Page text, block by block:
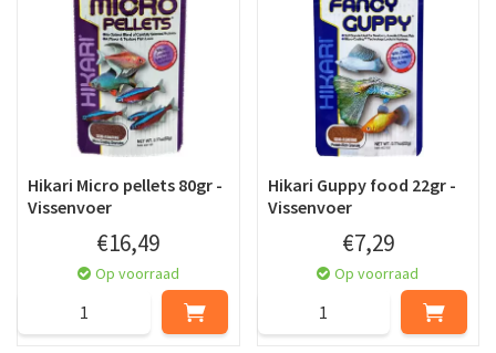
Hikari Micro pellets 80gr -
Vissenvoer
€16,49
Op voorraad
Hikari Guppy food 22gr -
Vissenvoer
€7,29
Op voorraad